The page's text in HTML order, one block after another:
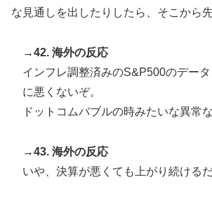
な見通しを出したりしたら、そこから
→42. 海外の反応
インフレ調整済みのS&P500のデー
に悪くないぞ。
ドットコムバブルの時みたいな異常
→43. 海外の反応
いや、決算が悪くても上がり続けるだ